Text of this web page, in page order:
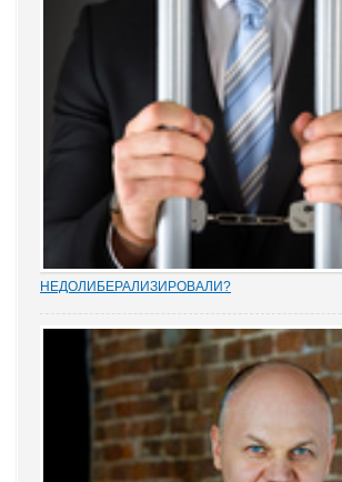
юрисконсульт проектов судебной практики
НEДОЛИБЕРАЛИЗИРОВАЛИ?
защищает частную собственность. Данные
привел портал Право.ру. Более...